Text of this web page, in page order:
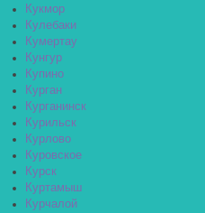
Кукмор
Кулебаки
Кумертау
Кунгур
Купино
Курган
Курганинск
Курильск
Курлово
Куровское
Курск
Куртамыш
Курчалой